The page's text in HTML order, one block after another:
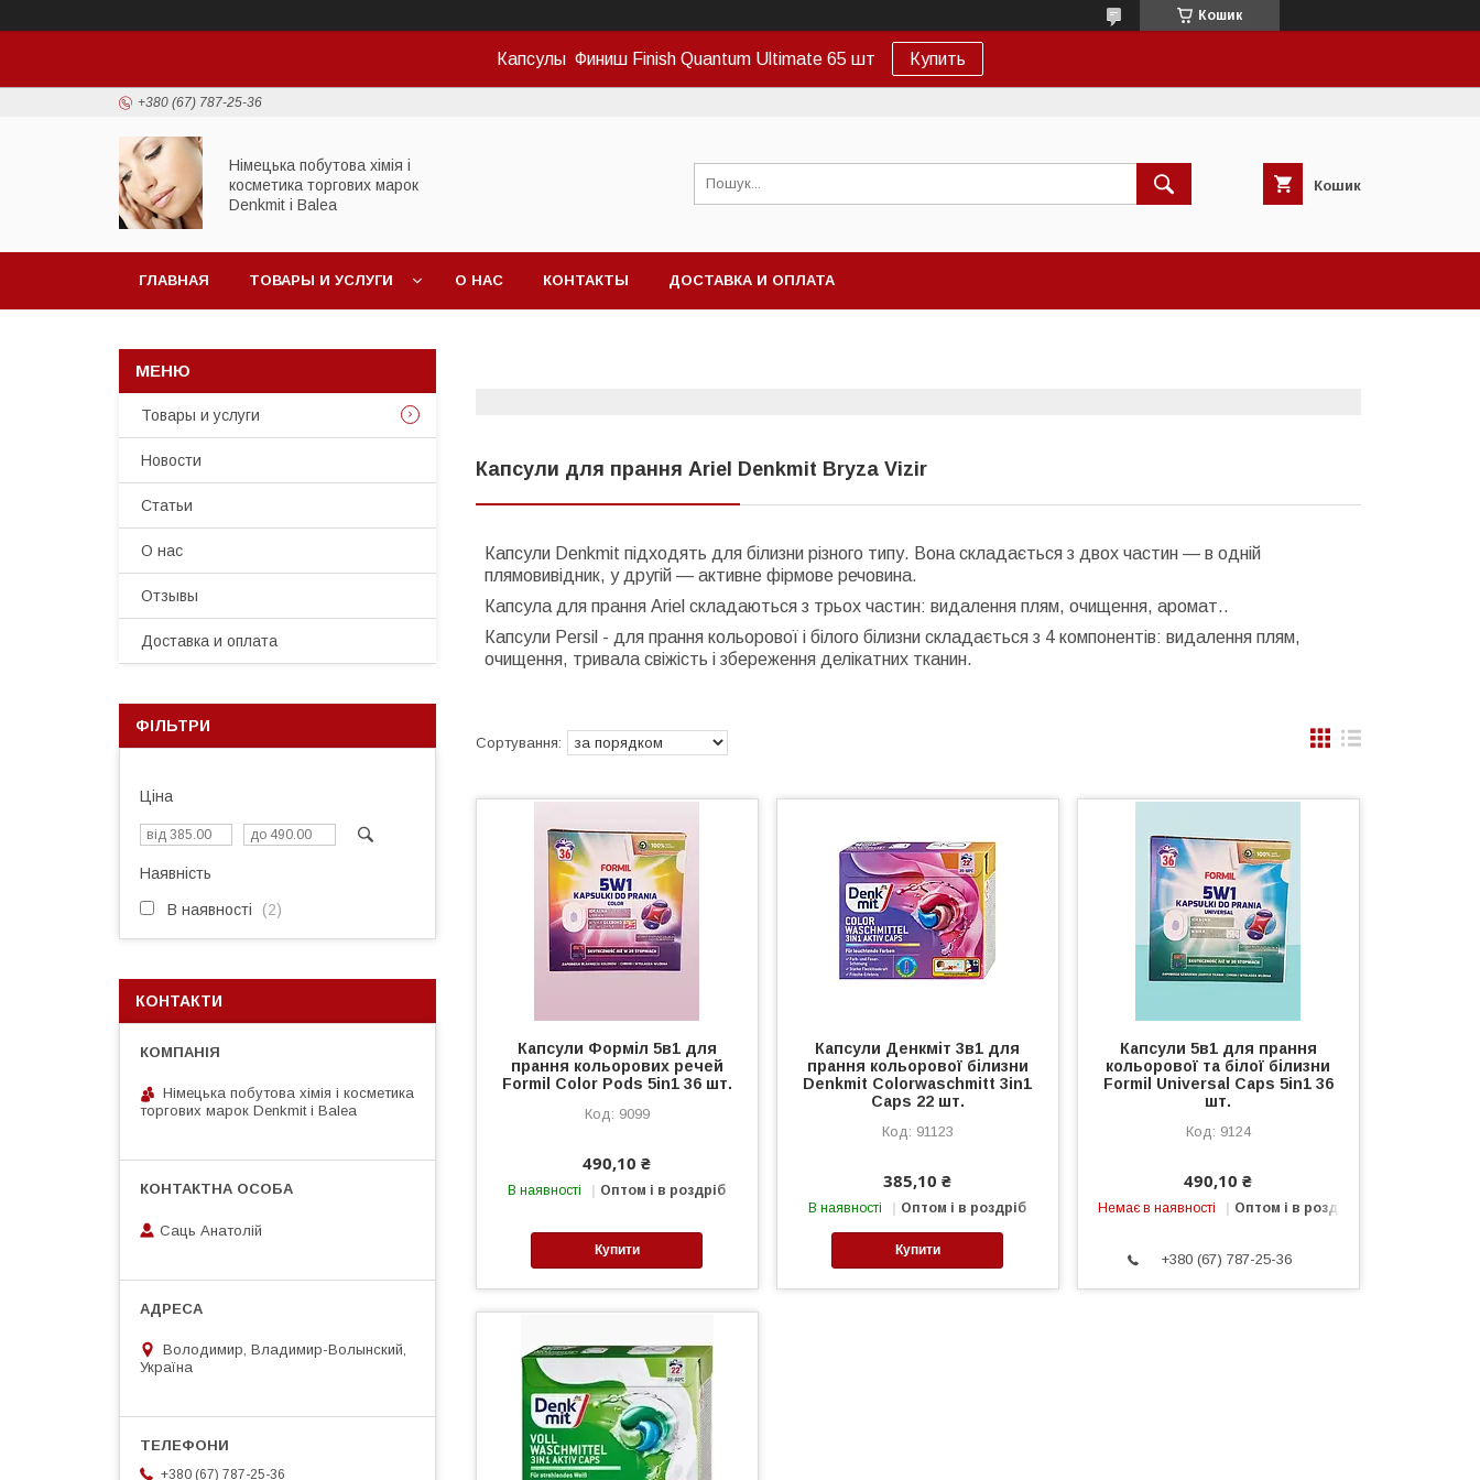
Кошик
Капсулы Финиш Finish Quantum Ultimate 65 шт Купить
+380 (67) 787-25-36
Німецька побутова хімія і
косметика торгових марок
Denkmit i Balea
Кошик
ГЛАВНАЯ ТОВАРЫ И УСЛУГИ О НАС КОНТАКТЫ ДОСТАВКА И ОПЛАТА
Капсули для прання Ariel Denkmit Bryza Vizir
Капсули Denkmit підходять для білизни різного типу. Вона складається з двох частин — в одній
плямовивідник, у другій — активне фірмове речовина.
Капсула для прання Ariel складаються з трьох частин: видалення плям, очищення, аромат..
Капсули Persil - для прання кольорової і білого білизни складається з 4 компонентів: видалення плям,
очищення, тривала свіжість і збереження делікатних тканин.
Капсули Форміл 5в1 для
прання кольорових речей
Formil Color Pods 5in1 36 шт.
9099
490,10 ₴
В наявності Оптом і в роздріб
Купити
Капсули Денкміт 3в1 для
прання кольорової білизни
Denkmit Colorwaschmitt 3in1
Caps 22 шт.
91123
385,10 ₴
В наявності Оптом і в роздріб
Купити
Капсули 5в1 для прання
кольорової та білої білизни
Formil Universal Caps 5in1 36
шт.
9124
490,10 ₴
Немає в наявності Оптом і в роздріб
+380 (67) 787-25-36
Товары и услуги
Новости
Статьи
О нас
Отзывы
Доставка и оплата
ФІЛЬТРИ
Ціна
Наявність
В наявності 2
КОНТАКТИ
Німецька побутова хімія і косметика
торгових марок Denkmit i Balea
Саць Анатолій
Володимир, Владимир-Волынский,
Україна
+380 (67) 787-25-36